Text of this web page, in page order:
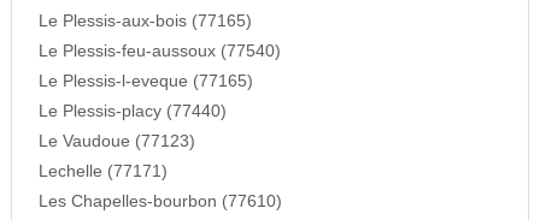
Le Plessis-aux-bois (77165)
Le Plessis-feu-aussoux (77540)
Le Plessis-l-eveque (77165)
Le Plessis-placy (77440)
Le Vaudoue (77123)
Lechelle (77171)
Les Chapelles-bourbon (77610)